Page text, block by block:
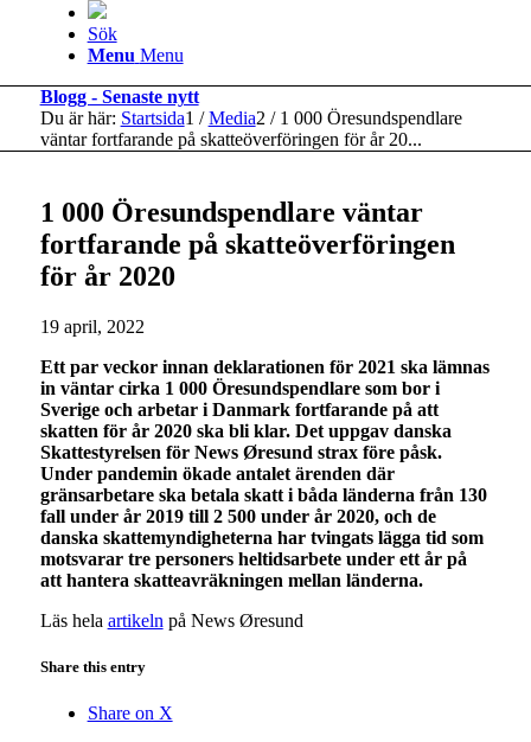
Sök
Menu Menu
Blogg - Senaste nytt
Du är här: Startsida1 / Media2 / 1 000 Öresundspendlare
väntar fortfarande på skatteöverföringen för år 20...
1 000 Öresundspendlare väntar
fortfarande på skatteöverföringen
för år 2020
19 april, 2022
Ett par veckor innan deklarationen för 2021 ska lämnas
in väntar cirka 1 000 Öresundspendlare som bor i
Sverige och arbetar i Danmark fortfarande på att
skatten för år 2020 ska bli klar. Det uppgav danska
Skattestyrelsen för News Øresund strax före påsk.
Under pandemin ökade antalet ärenden där
gränsarbetare ska betala skatt i båda länderna från 130
fall under år 2019 till 2 500 under år 2020, och de
danska skattemyndigheterna har tvingats lägga tid som
motsvarar tre personers heltidsarbete under ett år på
att hantera skatteavräkningen mellan länderna.
Läs hela artikeln på News Øresund
Share this entry
Share on X